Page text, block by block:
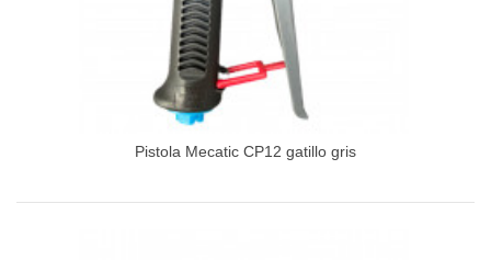
Pistola Mecatic CP12 gatillo gris